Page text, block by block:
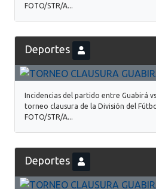
FOTO/STR/A...
Deportes
Incidencias del partido entre Guabirá
torneo clausura de la División del
FOTO/STR/A...
Deportes